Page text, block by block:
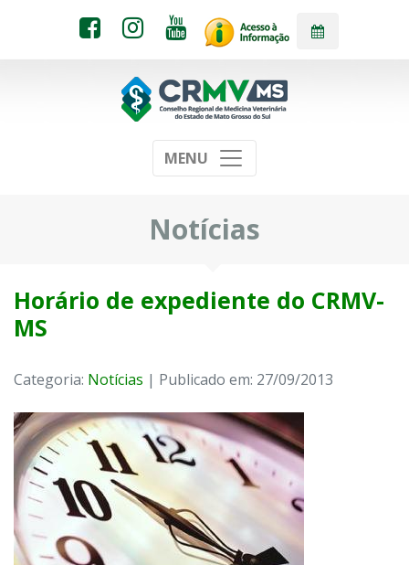
MENU
Notícias
Horário de expediente do CRMV-
MS
Categoria: Notícias | Publicado em: 27/09/2013